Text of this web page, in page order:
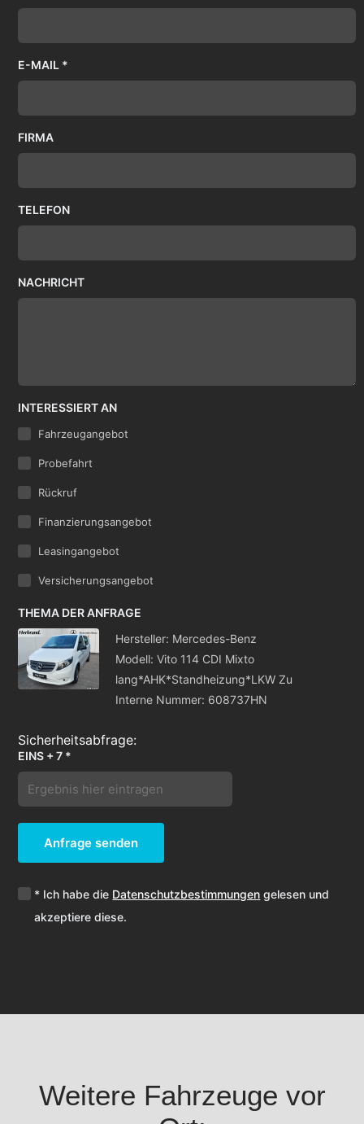
E-MAIL *
FIRMA
TELEFON
NACHRICHT
INTERESSIERT AN
Fahrzeugangebot
Probefahrt
Rückruf
Finanzierungsangebot
Leasingangebot
Versicherungsangebot
THEMA DER ANFRAGE
Hersteller: Mercedes-Benz
Modell: Vito 114 CDI Mixto
lang*AHK*Standheizung*LKW Zu
Interne Nummer: 608737HN
EINS + 7 *
Anfrage senden
* Ich habe die Datenschutzbestimmungen gelesen und
akzeptiere diese.
Weitere Fahrzeuge vor